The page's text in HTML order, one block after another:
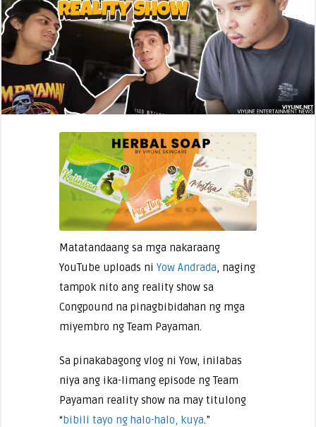
Matatandaang sa mga nakaraang
YouTube uploads ni Yow Andrada, naging
tampok nito ang reality show sa
Congpound na pinagbibidahan ng mga
miyembro ng Team Payaman.
Sa pinakabagong vlog ni Yow, inilabas
niya ang ika-limang episode ng Team
Payaman reality show na may titulong
“bibili tayo ng halo-halo, kuya.”